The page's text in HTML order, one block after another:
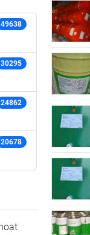
49638
30295
24862
20678